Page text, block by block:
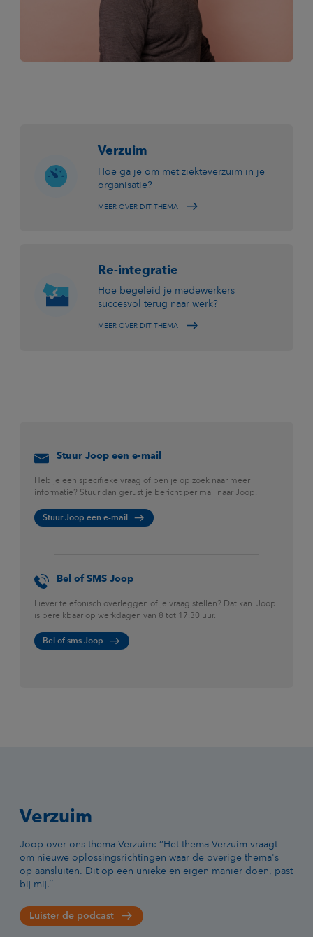
Verzuim
Hoe ga je om met ziekteverzuim in je
organisatie?
MEER OVER DIT THEMA
Re-integratie
Hoe begeleid je medewerkers
succesvol terug naar werk?
MEER OVER DIT THEMA
Stuur Joop een e-mail
Heb je een specifieke vraag of ben je op zoek naar meer
informatie? Stuur dan gerust je bericht per mail naar Joop.
Stuur Joop een e-mail
Bel of SMS Joop
Liever telefonisch overleggen of je vraag stellen? Dat kan. Joop
is bereikbaar op werkdagen van 8 tot 17.30 uur.
Bel of sms Joop
Verzuim
Joop over ons thema Verzuim: ‘’Het thema Verzuim vraagt
om nieuwe oplossingsrichtingen waar de overige thema's
op aansluiten. Dit op een unieke en eigen manier doen, past
bij mij.’’
Luister de podcast